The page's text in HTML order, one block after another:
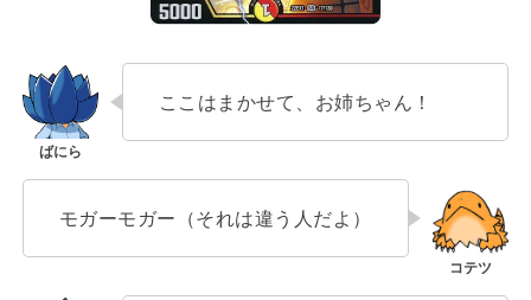
ここはまかせて、お姉ちゃん！
モガーモガー（それは違う人だよ）